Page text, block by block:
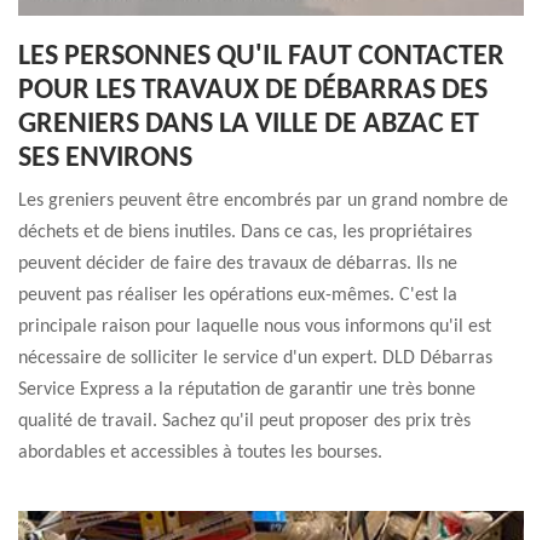
LES PERSONNES QU'IL FAUT CONTACTER
POUR LES TRAVAUX DE DÉBARRAS DES
GRENIERS DANS LA VILLE DE ABZAC ET
SES ENVIRONS
Les greniers peuvent être encombrés par un grand nombre de
déchets et de biens inutiles. Dans ce cas, les propriétaires
peuvent décider de faire des travaux de débarras. Ils ne
peuvent pas réaliser les opérations eux-mêmes. C'est la
principale raison pour laquelle nous vous informons qu'il est
nécessaire de solliciter le service d'un expert. DLD Débarras
Service Express a la réputation de garantir une très bonne
qualité de travail. Sachez qu'il peut proposer des prix très
abordables et accessibles à toutes les bourses.